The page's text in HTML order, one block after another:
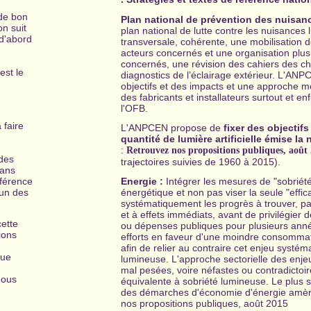
bon
suit
le
faire
des
Plan national de prévention des
plan national de lutte contre les
transversale, cohérente, une mobilisation
acteurs concernés et une organisation
concernés, une révision des cahiers des
diagnostics de l’éclairage extérieur.
objectifs et des impacts et une approche
des fabricants et installateurs surtout et
l'OFB.
L'ANPCEN propose de fixer des
quantité de lumière artificielle émise la
: Retrouvez nos propositions publiques, août
trajectoires suivies de 1960 à 2015).
Energie : Intégrer les mesures de
énergétique et non pas viser la seule
systématiquement les progrès à trouver,
et à effets immédiats, avant de privilégier
ou dépenses publiques pour plusieurs
efforts en faveur d'une moindre
afin de relier au contraire cet enjeu
lumineuse. L'approche sectorielle des
mal pesées, voire néfastes ou
équivalente à sobriété lumineuse. Le plus
des démarches d'économie d'énergie
nos propositions publiques, août 2015